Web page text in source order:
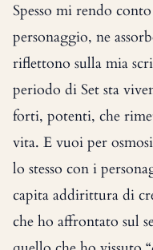
Spesso mi rendo
personaggio, ne
riflettono sulla mia
periodo di Set sta
forti, potenti, che
vita. E vuoi per
lo stesso con i
capita addirittura di
che ho affrontato sul